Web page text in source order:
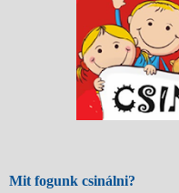
Mit fogunk csinálni?